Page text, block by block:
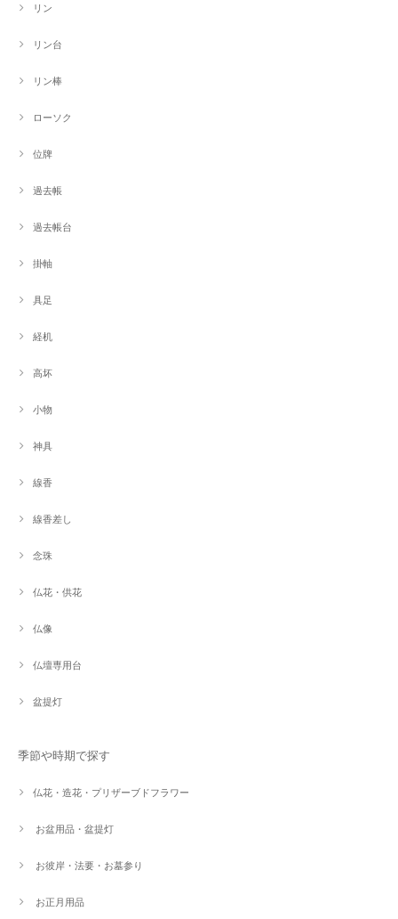
リン
リン台
リン棒
ローソク
位牌
過去帳
過去帳台
掛軸
具足
経机
高坏
小物
神具
線香
線香差し
念珠
仏花・供花
仏像
仏壇専用台
盆提灯
季節や時期で探す
仏花・造花・プリザーブドフラワー
お盆用品・盆提灯
お彼岸・法要・お墓参り
お正月用品